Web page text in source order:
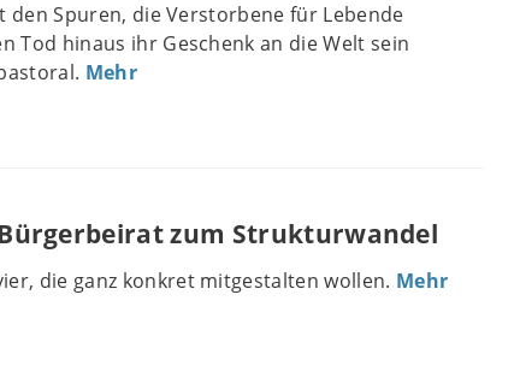
Spuren, die Verstorbene für Lebende
Tod hinaus ihr Geschenk an die Welt sein
Mehr
zum Strukturwandel
die ganz konkret mitgestalten wollen. Mehr